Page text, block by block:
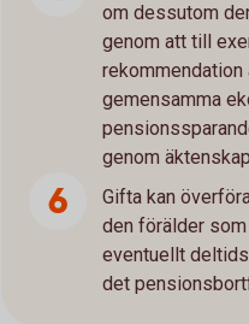
om dessutom
genom att till
rekommendation
gemensamma
genom
Gifta kan
den förälder
eventuellt
det